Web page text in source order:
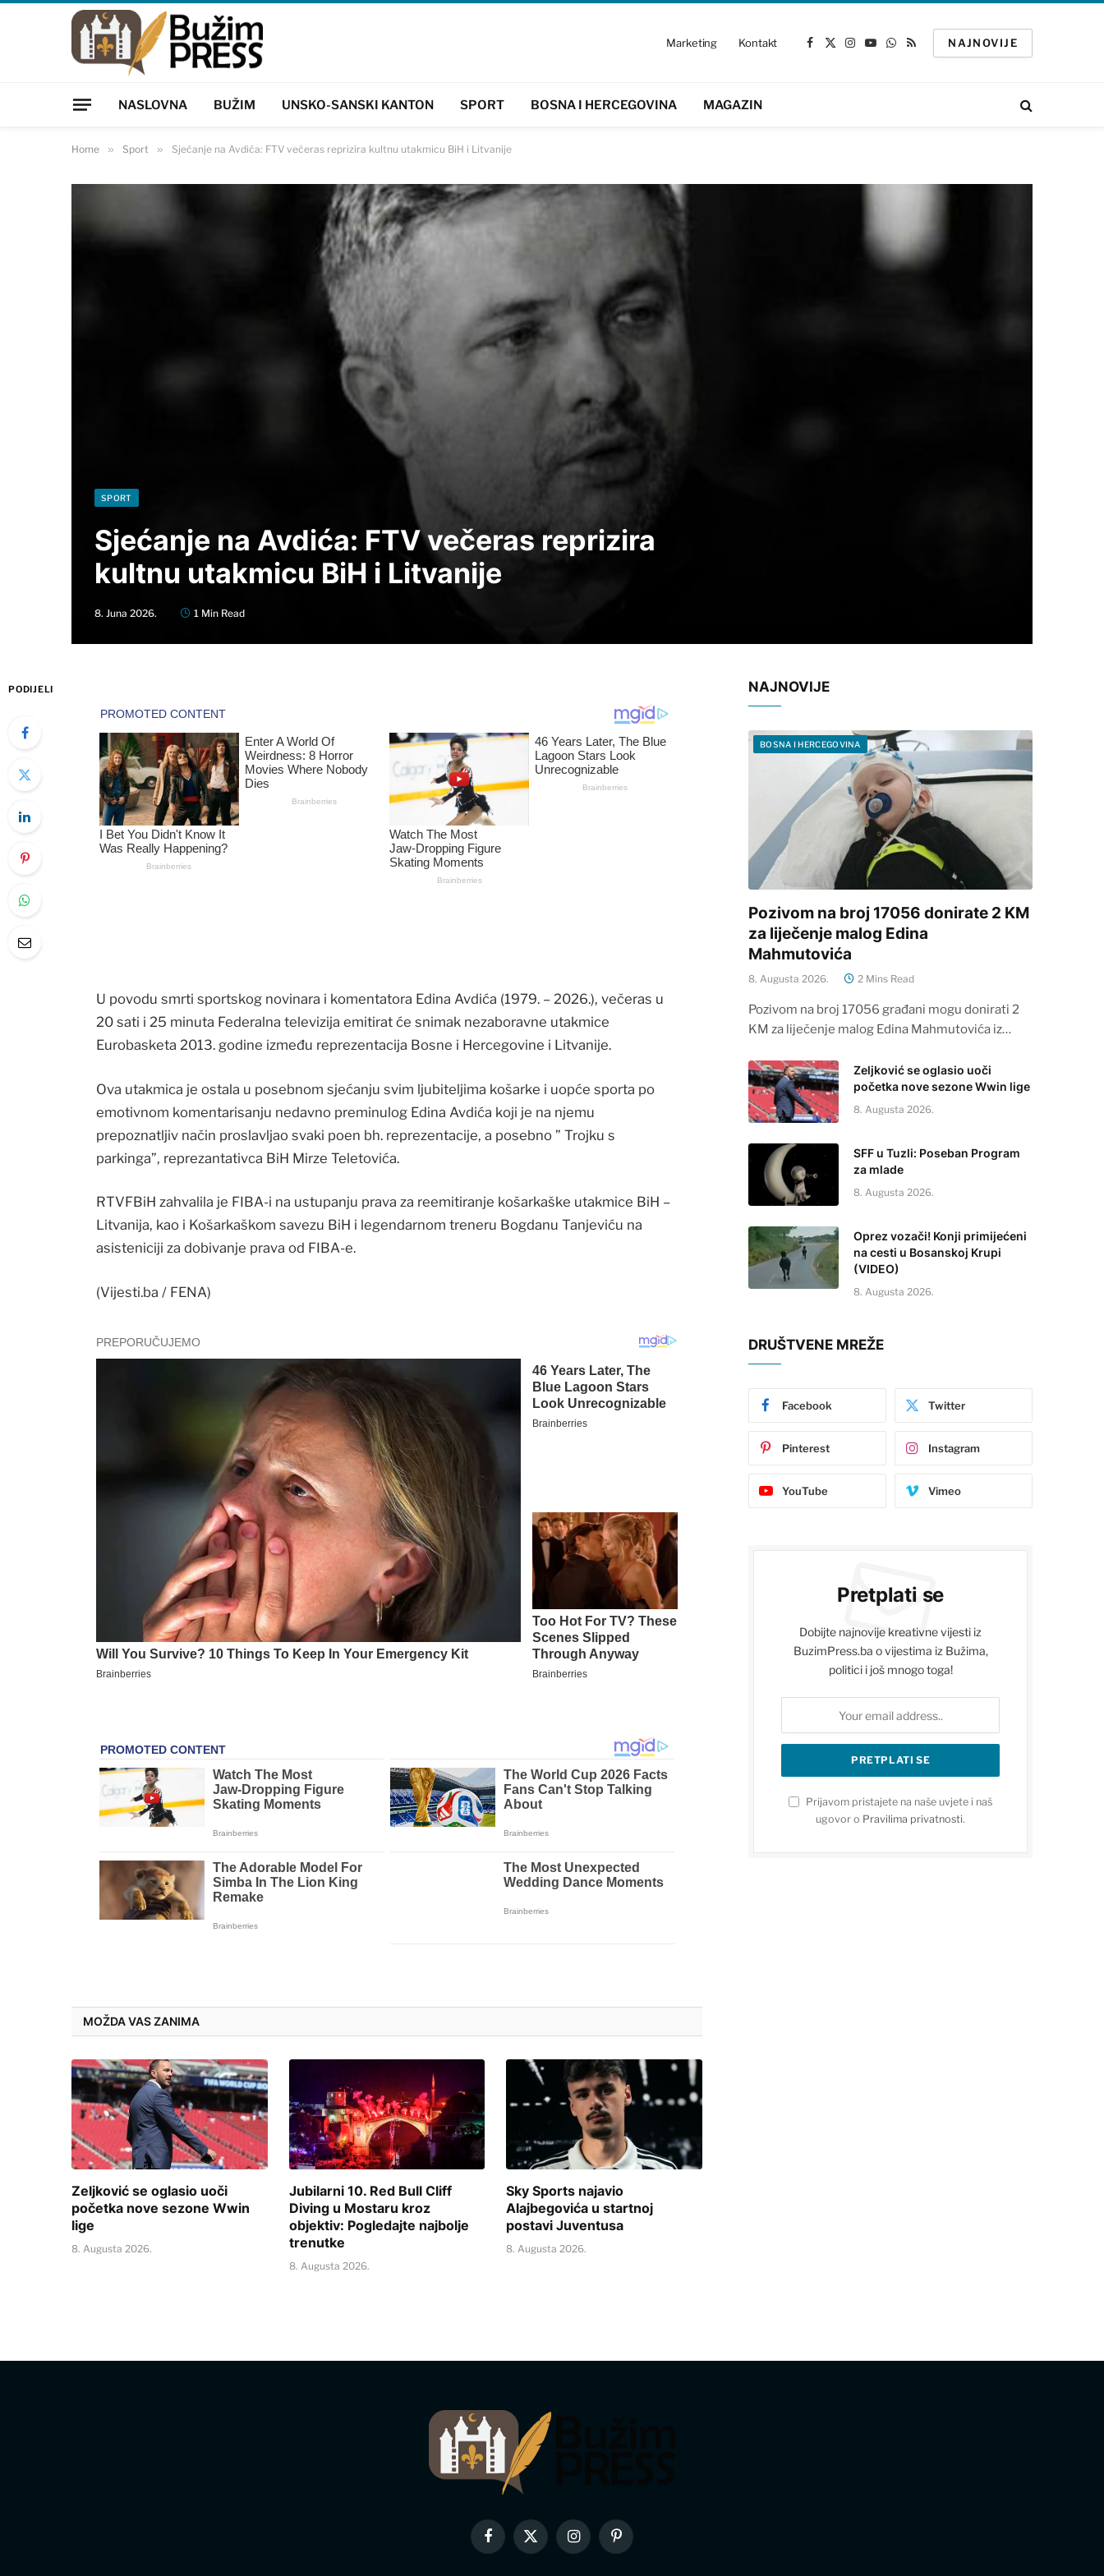
Marketing Kontakt
Facebook
X
Instagram
YouTube
WhatsApp
RSS
NAJNOVIJE
NASLOVNA BUŽIM UNSKO-SANSKI KANTON SPORT BOSNA I HERCEGOVINA MAGAZIN
Home » Sport » Sjećanje na Avdića: FTV večeras reprizira kultnu utakmicu BiH i Litvanije
SPORT
Sjećanje na Avdića: FTV večeras reprizira
kultnu utakmicu BiH i Litvanije
8. Juna 2026. 1 Min Read
PODIJELI
U povodu smrti sportskog novinara i komentatora Edina Avdića (1979. – 2026.), večeras u
20 sati i 25 minuta Federalna televizija emitirat će snimak nezaboravne utakmice
Eurobasketa 2013. godine između reprezentacija Bosne i Hercegovine i Litvanije.
Ova utakmica je ostala u posebnom sjećanju svim ljubiteljima košarke i uopće sporta po
emotivnom komentarisanju nedavno preminulog Edina Avdića koji je na njemu
prepoznatljiv način proslavljao svaki poen bh. reprezentacije, a posebno ” Trojku s
parkinga”, reprezantativca BiH Mirze Teletovića.
RTVFBiH zahvalila je FIBA-i na ustupanju prava za reemitiranje košarkaške utakmice BiH –
Litvanija, kao i Košarkaškom savezu BiH i legendarnom treneru Bogdanu Tanjeviću na
asisteniciji za dobivanje prava od FIBA-e.
(Vijesti.ba / FENA)
MOŽDA VAS ZANIMA
Zeljković se oglasio uoči
početka nove sezone Wwin
lige
8. Augusta 2026.
Jubilarni 10. Red Bull Cliff
Diving u Mostaru kroz
objektiv: Pogledajte najbolje
trenutke
8. Augusta 2026.
Sky Sports najavio
Alajbegovića u startnoj
postavi Juventusa
8. Augusta 2026.
NAJNOVIJE
BOSNA I HERCEGOVINA
Pozivom na broj 17056 donirate 2 KM
za liječenje malog Edina
Mahmutovića
8. Augusta 2026. 2 Mins Read
Pozivom na broj 17056 građani mogu donirati 2
KM za liječenje malog Edina Mahmutovića iz…
Zeljković se oglasio uoči
početka nove sezone Wwin lige
8. Augusta 2026.
SFF u Tuzli: Poseban Program
za mlade
8. Augusta 2026.
Oprez vozači! Konji primijećeni
na cesti u Bosanskoj Krupi
(VIDEO)
8. Augusta 2026.
DRUŠTVENE MREŽE
Facebook Twitter
Pinterest Instagram
YouTube Vimeo
Pretplati se
Dobijte najnovije kreativne vijesti iz
BuzimPress.ba o vijestima iz Bužima,
politici i još mnogo toga!
Prijavom pristajete na naše uvjete i naš
ugovor o Pravilima privatnosti.
Facebook
X
(Twitter)
InstagramPinterest